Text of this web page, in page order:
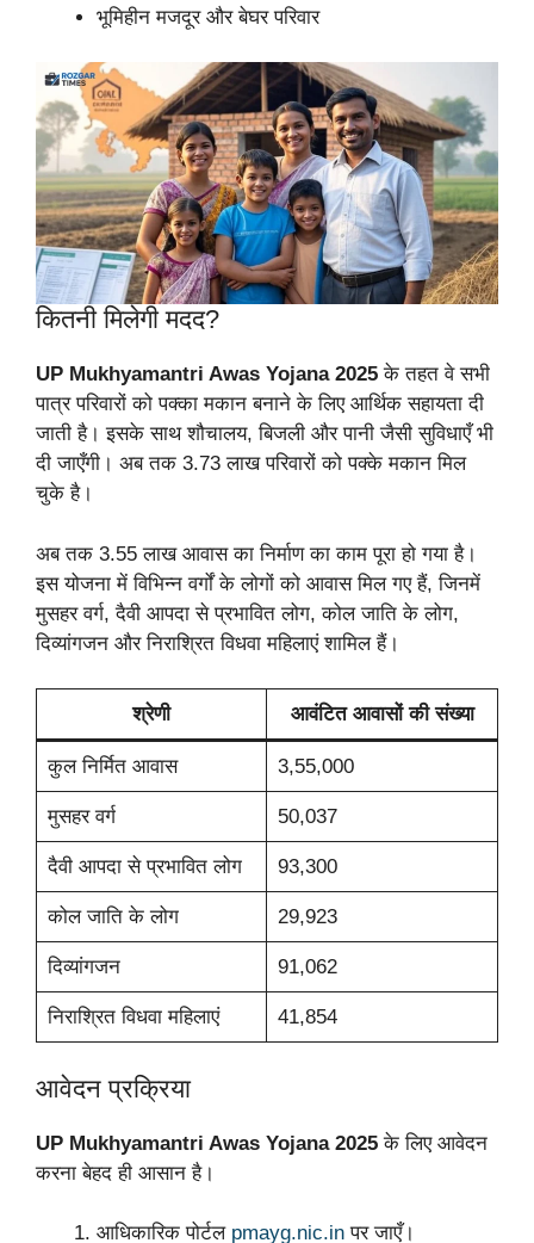
भूमिहीन मजदूर और बेघर परिवार
कितनी मिलेगी मदद?
UP Mukhyamantri Awas Yojana 2025 के तहत वे सभी
पात्र परिवारों को पक्का मकान बनाने के लिए आर्थिक सहायता दी
जाती है। इसके साथ शौचालय, बिजली और पानी जैसी सुविधाएँ भी
दी जाएँगी। अब तक 3.73 लाख परिवारों को पक्के मकान मिल
चुके है।
अब तक 3.55 लाख आवास का निर्माण का काम पूरा हो गया है।
इस योजना में विभिन्न वर्गों के लोगों को आवास मिल गए हैं, जिनमें
मुसहर वर्ग, दैवी आपदा से प्रभावित लोग, कोल जाति के लोग,
दिव्यांगजन और निराश्रित विधवा महिलाएं शामिल हैं।
श्रेणी आवंटित आवासों की संख्या
कुल निर्मित आवास 3,55,000
मुसहर वर्ग 50,037
दैवी आपदा से प्रभावित लोग 93,300
कोल जाति के लोग 29,923
दिव्यांगजन 91,062
निराश्रित विधवा महिलाएं 41,854
आवेदन प्रक्रिया
UP Mukhyamantri Awas Yojana 2025 के लिए आवेदन
करना बेहद ही आसान है।
आधिकारिक पोर्टल pmayg.nic.in पर जाएँ।